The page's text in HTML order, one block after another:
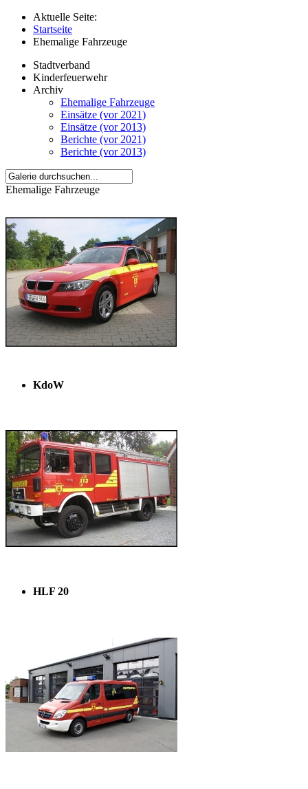
Aktuelle Seite:
Startseite
Ehemalige Fahrzeuge
Stadtverband
Kinderfeuerwehr
Archiv
Ehemalige Fahrzeuge
Einsätze (vor 2021)
Einsätze (vor 2013)
Berichte (vor 2021)
Berichte (vor 2013)
Ehemalige Fahrzeuge
KdoW
HLF 20